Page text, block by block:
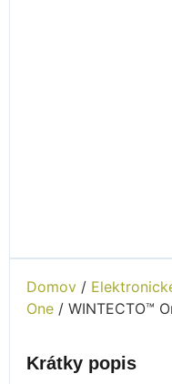
Domov /
One / WINTECTO™
Krátky popis